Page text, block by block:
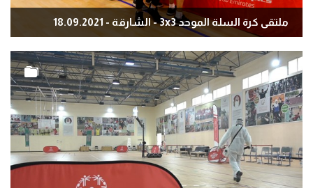
ملتقى كرة السلة الموحد 3x3 - الشارقة - 18.09.2021